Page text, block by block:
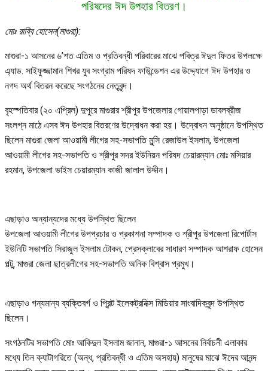
পরিষদের ঈদ উপহার বিতরণ।
মোঃ রাব্বি হোসেন(মাগুরা):
মাগুরা-১ আসনের ৬’শত এতিম ও প্রতিবন্ধী পরিবারের মাঝে পবিত্র ঈদুল ফিতর উপলক্ষে
এ্যাড. সাইফুজ্জামান শিখর যুব সংগ্রাম পরিষদ ফাউন্ডেশন এর উদ্দ্যোগে ঈদ উপহার ও
নগদ অর্থ বিতরন করেছে সংগঠনের নেতৃবৃন্দ।
বৃহস্পতিবার (২০ এপ্রিল) দুপুরে মাগুরার শ্রীপুর উপজেলার গোয়ালপাড়া ডাবলব্রীজ
সংলগ্ন মাঠে এসব ঈদ উপহার বিতরণের উদ্বোধন করা হয়। উদ্বোধন অনুষ্ঠানে উপস্থিত
ছিলেন মাগুরা জেলা আওয়ামী লীগের সহ-সভাপতি মুন্সি রেজাউল ইসলাম, উপজেলা
আওয়ামী লীগের সহ-সভাপতি ও শ্রীপুর সদর ইউনিয়ন পরিষদ চেয়ারম্যান মোঃ মসিয়ার
রহমান, উপজেলা ভাইস চেয়ারম্যান কাজী জালাল উদ্দীন।
এছাড়াও অন্যান্যদের মধ্যে উপস্থিত ছিলেন
উপজেলা আওয়ামী লীগের উপপ্রচার ও প্রকাশনা সম্পাদক ও শ্রীপুর উপজেলা রিপোর্টাস
ইউনিটি সভাপতি সিরাজুল ইসলাম টোকন, প্রেসক্লাবের সাধারণ সম্পাদক আশরাফ হোসেন
পল্টু, মাগুরা জেলা ছাত্রলীগের সহ-সভাপতি অনিক বিশ্বাস প্রমুখ।
এছাড়াও গন্যমান্য ব্যক্তিবর্গ ও প্রিন্ট ইলেকট্রনিক্স মিডিয়ার সাংবাদিকবৃন্দ উপস্থিত
ছিলেন।
সংগঠনটির সভাপতি মোঃ আকিদুল ইসলাম জানান, মাগুরা-১ আসনের নির্বাচনী এলাকার
মধ্যে তিন ক্যাটাগরিতে (অন্ধ, প্রতিবন্ধী ও এতিম অসহায়) মানুষের মাঝে ঈদের আনন্দ